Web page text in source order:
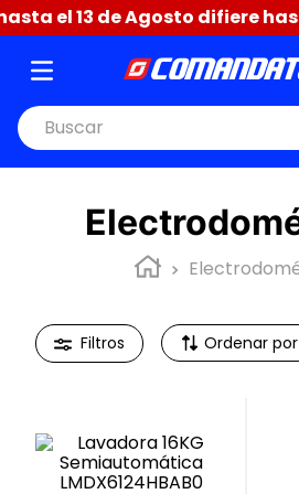
el 13 de Agosto difiere
Buscar
Ordenar por